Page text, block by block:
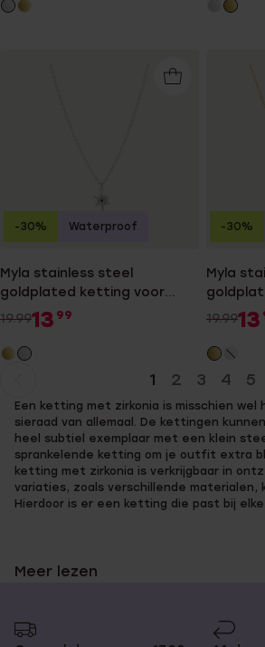
Myla stainless steel
goldplated ketting voor
dames
19.9913 99
-30% Waterproof
Myla
dames
19.9913
-30%
pagina
1 2 3 4 5
naar
pagina
Een ketting met zirkonia is misschien
sieraad van allemaal. De kettingen
heel subtiel exemplaar met een klein
sprankelende ketting om je outfit extra
ketting met zirkonia is verkrijgbaar in
variaties, zoals verschillende materialen,
Hierdoor is er een ketting die past bij
zirkonia bij Lucardi
Meer lezen